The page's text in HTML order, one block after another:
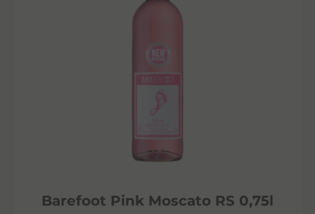
Barefoot Pink Moscato RS 0,75l